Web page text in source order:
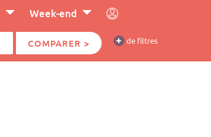
Week-end
COMPARER > + de filtres